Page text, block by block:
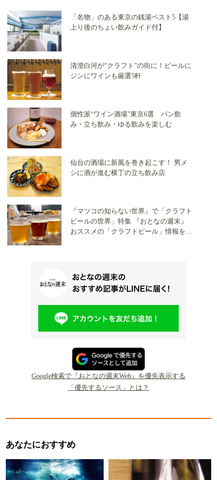
「名物」のある東京の銭湯ベスト5【湯
上り後のちょい飲みガイド付】
清澄白河が“クラフト”の街に！ビールに
ジンにワインも厳選5軒
個性派“ワイン酒場”東京6選 パン飲
み・立ち飲み・ゆる飲みを楽しむ
仙台の酒場に新風を巻き起こす！ 男メ
シに酒が進む横丁の立ち飲み店
『マツコの知らない世界』で「クラフト
ビールの世界」特集 『おとなの週末』
おススメの「クラフトビール」情報をご
Google検索で『おとなの週末Web』を優先表示する
「優先するソース」とは？
あなたにおすすめ